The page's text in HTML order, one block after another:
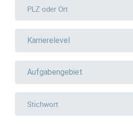
Karrierelevel
Aufgabengebiet